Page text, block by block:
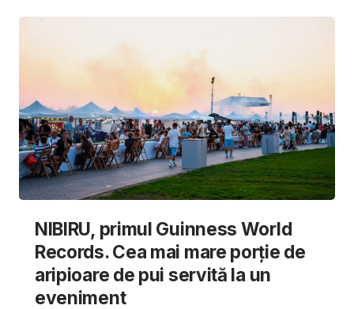
NIBIRU, primul Guinness World
Records. Cea mai mare porție de
aripioare de pui servită la un
eveniment